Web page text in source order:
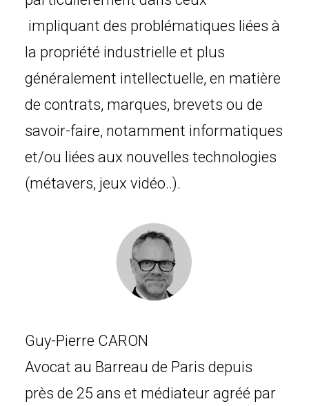
impliquant des problématiques liées à
la propriété industrielle et plus
généralement intellectuelle, en matière
de contrats, marques, brevets ou de
savoir-faire, notamment informatiques
et/ou liées aux nouvelles technologies
(métavers, jeux vidéo..).
Guy-Pierre CARON
Avocat au Barreau de Paris depuis
près de 25 ans et médiateur agréé par